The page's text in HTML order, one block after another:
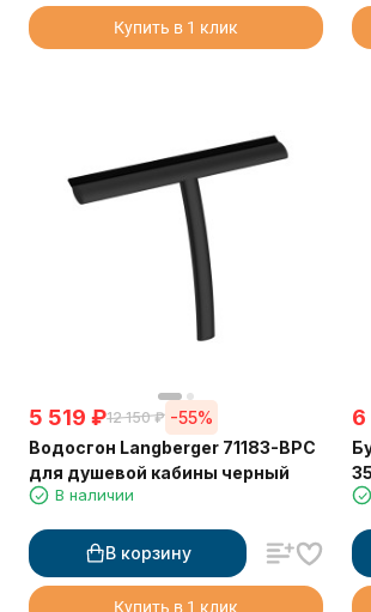
Купить в 1 клик
5 519 ₽12 150 ₽ -55%
Водосгон Langberger 71183-BPC
для душевой кабины черный
В наличии
В корзину
Купить в 1 клик
6